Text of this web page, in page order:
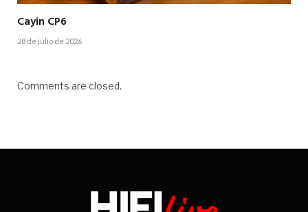
Cayin CP6
28 de julio de 2026
Comments are closed.